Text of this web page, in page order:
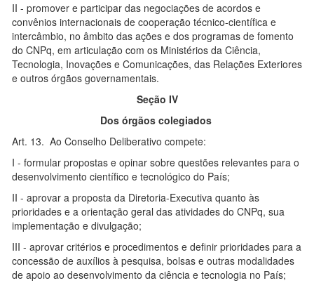
II - promover e participar das negociações de acordos e
convênios internacionais de cooperação técnico-científica e
intercâmbio, no âmbito das ações e dos programas de fomento
do CNPq, em articulação com os Ministérios da Ciência,
Tecnologia, Inovações e Comunicações, das Relações Exteriores
e outros órgãos governamentais.
Seção IV
Dos órgãos colegiados
Art. 13. Ao Conselho Deliberativo compete:
I - formular propostas e opinar sobre questões relevantes para o
desenvolvimento científico e tecnológico do País;
II - aprovar a proposta da Diretoria-Executiva quanto às
prioridades e a orientação geral das atividades do CNPq, sua
implementação e divulgação;
III - aprovar critérios e procedimentos e definir prioridades para a
concessão de auxílios à pesquisa, bolsas e outras modalidades
de apoio ao desenvolvimento da ciência e tecnologia no País;